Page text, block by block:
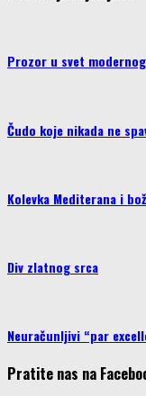
Prozor u svet
Čudo koje nikada ne
Kolevka Mediterana i
Div zlatnog srca
Neuračunljivi “par
Pratite nas na